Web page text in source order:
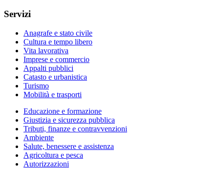
Servizi
Anagrafe e stato civile
Cultura e tempo libero
Vita lavorativa
Imprese e commercio
Appalti pubblici
Catasto e urbanistica
Turismo
Mobilità e trasporti
Educazione e formazione
Giustizia e sicurezza pubblica
Tributi, finanze e contravvenzioni
Ambiente
Salute, benessere e assistenza
Agricoltura e pesca
Autorizzazioni